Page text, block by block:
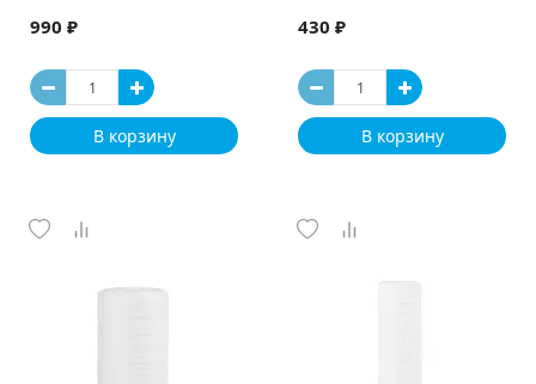
990 ₽
В корзину
430 ₽
В корзину